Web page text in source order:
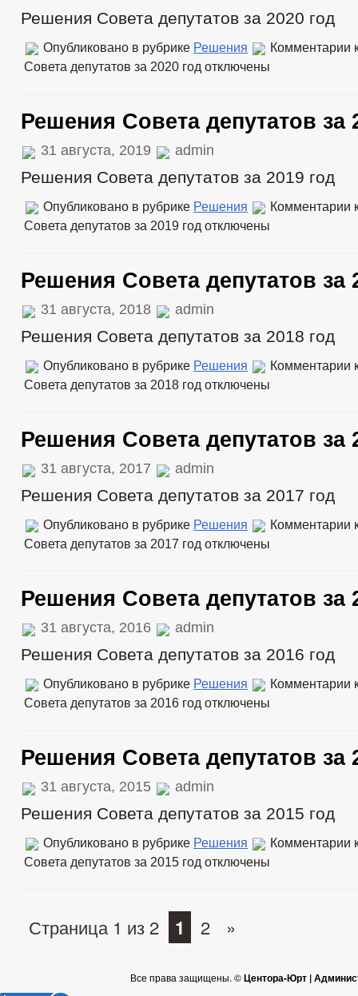
Решения Совета депутатов за 2020 год
Опубликовано в рубрике Решения Комментарии
Совета депутатов за 2020 год отключены
Решения Совета депутатов за
31 августа, 2019 admin
Решения Совета депутатов за 2019 год
Опубликовано в рубрике Решения Комментарии
Совета депутатов за 2019 год отключены
Решения Совета депутатов за
31 августа, 2018 admin
Решения Совета депутатов за 2018 год
Опубликовано в рубрике Решения Комментарии
Совета депутатов за 2018 год отключены
Решения Совета депутатов за
31 августа, 2017 admin
Решения Совета депутатов за 2017 год
Опубликовано в рубрике Решения Комментарии
Совета депутатов за 2017 год отключены
Решения Совета депутатов за
31 августа, 2016 admin
Решения Совета депутатов за 2016 год
Опубликовано в рубрике Решения Комментарии
Совета депутатов за 2016 год отключены
Решения Совета депутатов за
31 августа, 2015 admin
Решения Совета депутатов за 2015 год
Опубликовано в рубрике Решения Комментарии
Совета депутатов за 2015 год отключены
Страница 1 из 2 1 2 »
Все права защищены. ©Центора-Юрт |